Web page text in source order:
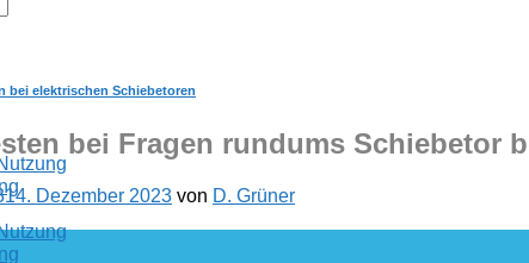
bei elektrischen Schiebetoren
bei Fragen rundums Schiebetor
14. Dezember 2023 von D. Grüner